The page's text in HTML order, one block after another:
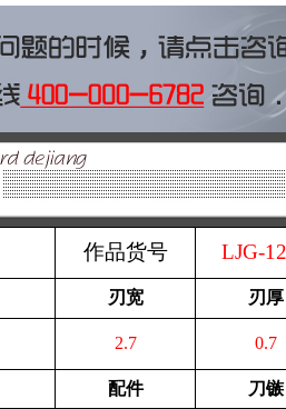
作品货号 LJG-
刃宽 刃厚
2.7 0.7
配件 刀镞